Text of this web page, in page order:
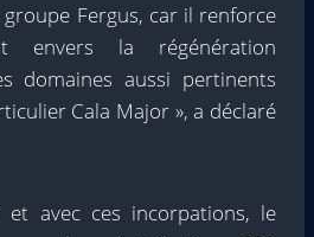
Fergus, car il renforce
envers la régénération
domaines aussi pertinents
Cala Major », a déclaré
et avec ces incorpations, le